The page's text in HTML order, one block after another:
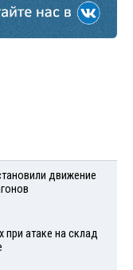
движение
при атаке на склад